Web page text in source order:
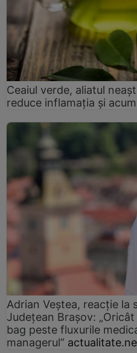
Ceaiul verde, aliatul
reduce inflamația și
Adrian Veștea, reacție la
Județean Brașov:
bag peste fluxurile
managerul”